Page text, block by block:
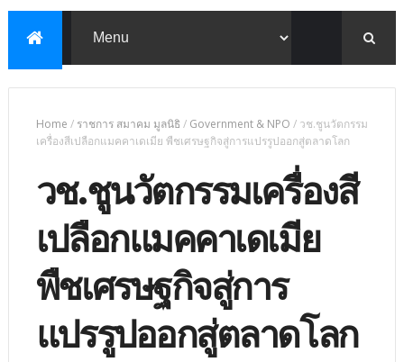
Home / ราชการ สมาคม มูลนิธิ / Government & NPO / วช.ชูนวัตกรรม
เครื่องสีเปลือกแมคคาเดเมีย พืชเศรษฐกิจสู่การแปรรูปออกสู่ตลาดโลก
วช.ชูนวัตกรรมเครื่องสี
เปลือกแมคคาเดเมีย
พืชเศรษฐกิจสู่การ
แปรรูปออกสู่ตลาดโลก